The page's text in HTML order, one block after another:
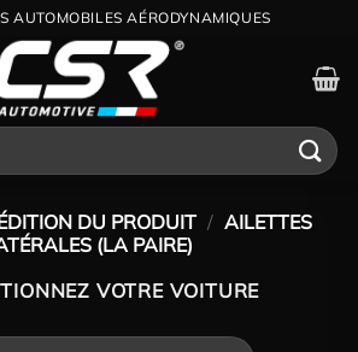
DU PRODUIT / AILETTES
(LA PAIRE)
VOTRE VOITURE